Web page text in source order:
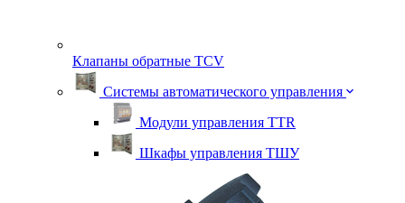
Клапаны обратные TСV
Системы автоматического управления
Модули управления TTR
Шкафы управления ТШУ